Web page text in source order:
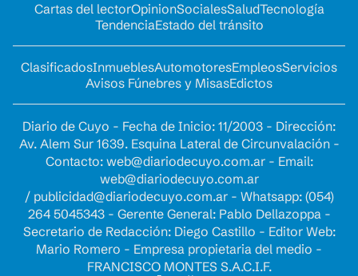
Cartas del lectorOpinionSocialesSaludTecnología
TendenciaEstado del tránsito
ClasificadosInmueblesAutomotoresEmpleosServicios
Avisos Fúnebres y MisasEdictos
Diario de Cuyo - Fecha de Inicio: 11/2003 - Dirección:
Av. Alem Sur 1639. Esquina Lateral de Circunvalación -
Contacto: web@diariodecuyo.com.ar- Email:
web@diariodecuyo.com.ar
/ publicidad@diariodecuyo.com.ar- Whatsapp: (054)
264 5045343 - Gerente General: Pablo Dellazoppa -
Secretario de Redacción: Diego Castillo - Editor Web:
Mario Romero - Empresa propietaria del medio -
FRANCISCO MONTES S.A.C.I.F.